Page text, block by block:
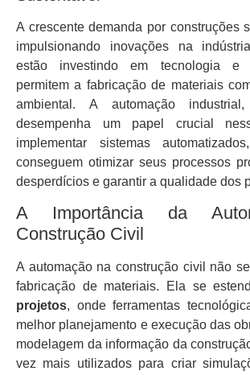
A crescente demanda por construções
impulsionando inovações na
estão investindo em tecnologia e
permitem a fabricação de materiais
ambiental. A automação
desempenha um papel crucial
implementar sistemas
conseguem otimizar seus processos
desperdícios e garantir a qualidade dos
A Importância da
Construção Civil
A automação na construção civil não
fabricação de materiais. Ela se
projetos, onde ferramentas
melhor planejamento e execução das
modelagem da informação da
vez mais utilizados para criar